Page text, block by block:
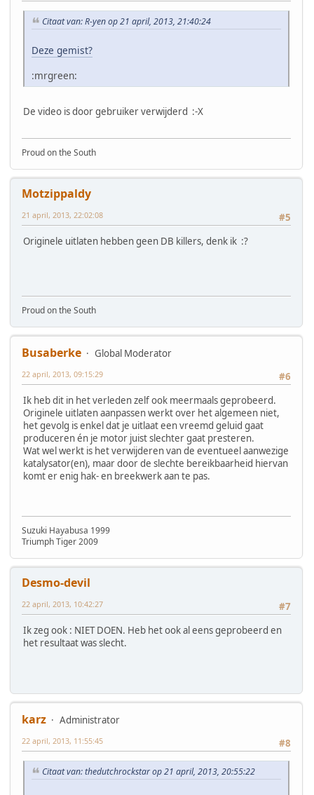
Citaat van: R-yen op 21 april, 2013, 21:40:24
Deze gemist?
:mrgreen:
De video is door gebruiker verwijderd :-X
Proud on the South
Motzippaldy
#5
21 april, 2013, 22:02:08
Originele uitlaten hebben geen DB killers, denk ik :?
Proud on the South
Busaberke
Global Moderator
#6
22 april, 2013, 09:15:29
Ik heb dit in het verleden zelf ook meermaals geprobeerd.
Originele uitlaten aanpassen werkt over het algemeen niet,
het gevolg is enkel dat je uitlaat een vreemd geluid gaat
produceren én je motor juist slechter gaat presteren.
Wat wel werkt is het verwijderen van de eventueel aanwezige
katalysator(en), maar door de slechte bereikbaarheid hiervan
komt er enig hak- en breekwerk aan te pas.
Suzuki Hayabusa 1999
Triumph Tiger 2009
Desmo-devil
#7
22 april, 2013, 10:42:27
Ik zeg ook : NIET DOEN. Heb het ook al eens geprobeerd en
het resultaat was slecht.
karz
Administrator
#8
22 april, 2013, 11:55:45
Citaat van: thedutchrockstar op 21 april, 2013, 20:55:22